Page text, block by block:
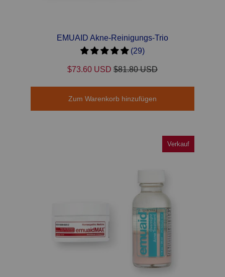
EMUAID Akne-Reinigungs-Trio
(29)
$73.60 USD $81.80 USD
Zum Warenkorb hinzufügen
Verkauf
Verkauf